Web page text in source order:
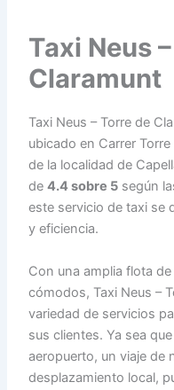
Taxi Neus
Claramunt
Taxi Neus – Torre de
ubicado en Carrer
de la localidad de
de4.4 sobre 5 según
este servicio de taxi se
y eficiencia.
Con una amplia flota
cómodos, Taxi Neus –
variedad de servicios
sus clientes. Ya sea
aeropuerto, un viaje de
desplazamiento local,